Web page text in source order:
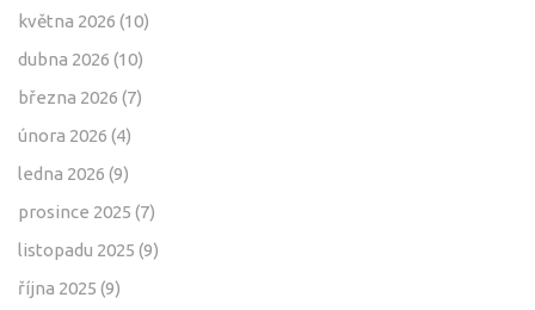
května 2026 (10)
dubna 2026 (10)
března 2026 (7)
února 2026 (4)
ledna 2026 (9)
prosince 2025 (7)
listopadu 2025 (9)
října 2025 (9)